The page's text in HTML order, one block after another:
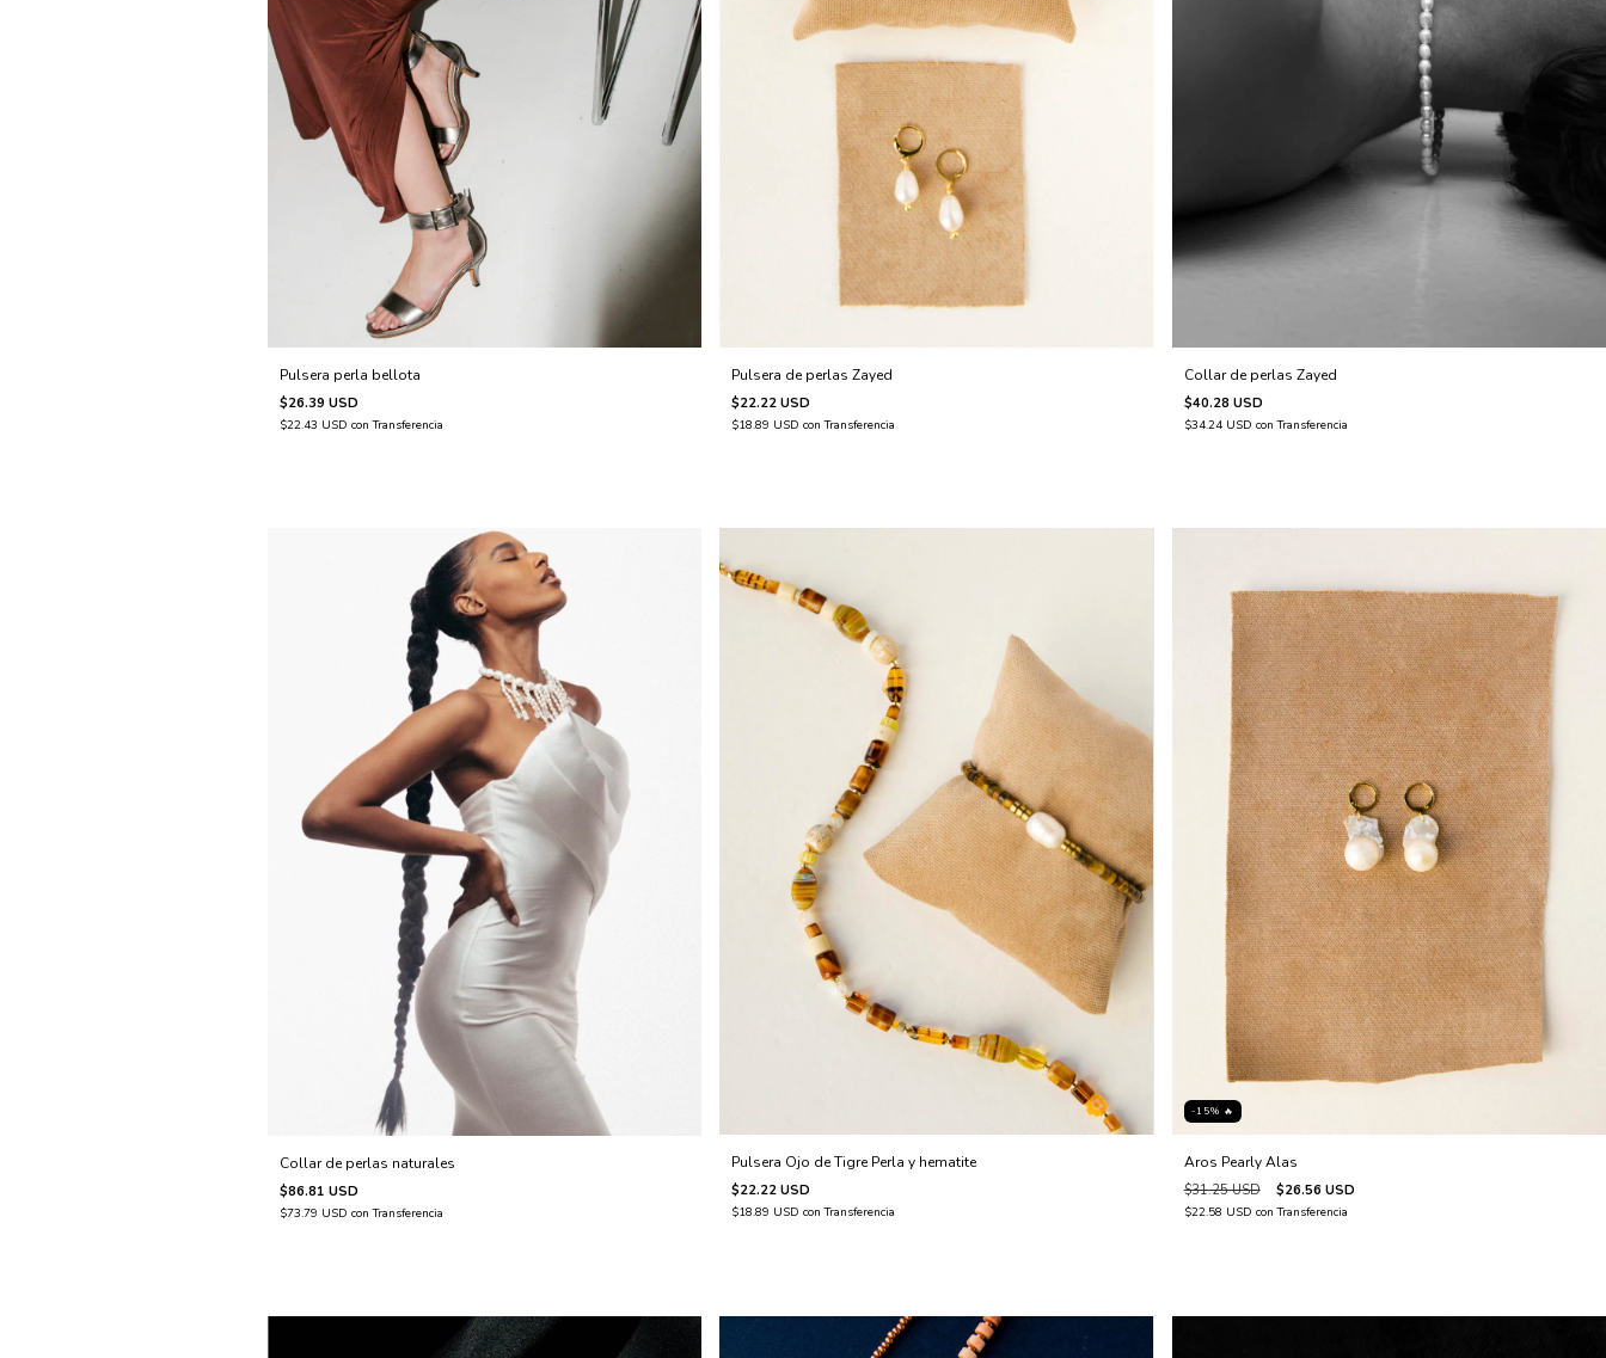
Pulsera perla bellota
$26.39 USD
$22.43 USD con Transferencia
Pulsera de perlas Zayed
$22.22 USD
$18.89 USDcon Transferencia
Collar de perlas Zayed
$40.28 USD
$34.24 USD con Transferencia
Collar de perlas naturales
$86.81 USD
$73.79 USD con Transferencia
Pulsera Ojo de Tigre Perla y hematite
$22.22 USD
$18.89 USDcon Transferencia
-15% 🔥
Aros Pearly Alas
$31.25 USD $26.56 USD
$22.58 USD con Transferencia